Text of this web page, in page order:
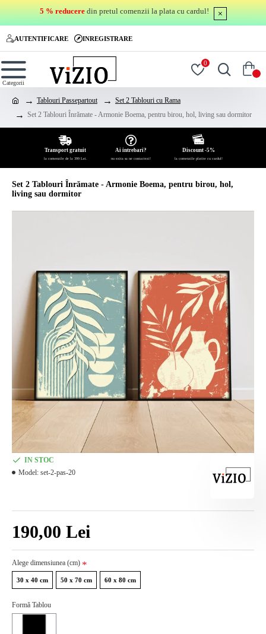
5 % reducere din pretul comenzii la plata cu cardul!
AUTENTIFICARE INREGISTRARE
0
Tablouri Passepartout
Set 2 Tablouri cu Rama
Set 2 Tablouri Înrămate - Armonie Boema, pentru birou, hol, living sau dormitor
Transport gratuit
la comenzile de la 399 Lei.
Ai intrebari?
nu ezita sa ne contactezi!
Discount -5%
la comenzile platite cu cardul!
Set 2 Tablouri Înrămate - Armonie Boema, pentru birou, hol,
living sau dormitor
190,00 Lei
IN STOC
Model: set-2-pas-20
Alege dimensiunea (cm)
30 x 40 cm 50 x 70 cm 60 x 80 cm
Formă Tablou